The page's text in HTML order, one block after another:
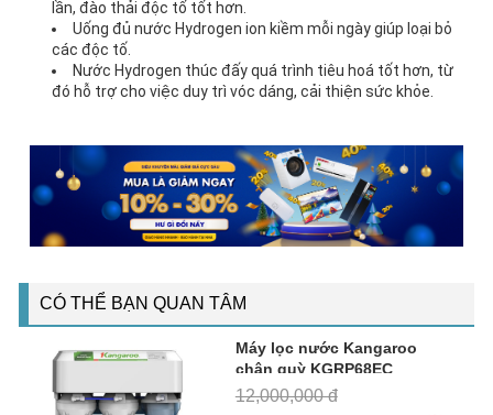
lần, đào thải độc tố tốt hơn.
Uống đủ nước Hydrogen ion kiềm mỗi ngày giúp loại bỏ
các độc tố.
Nước Hydrogen thúc đấy quá trình tiêu hoá tốt hơn, từ
đó hỗ trợ cho việc duy trì vóc dáng, cải thiện sức khỏe.
CÓ THỂ BẠN QUAN TÂM
Máy lọc nước Kangaroo
chân quỳ KGRP68EC
12,000,000 đ